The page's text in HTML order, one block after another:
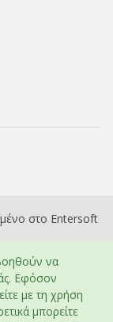
στο Entersoft
να
Εφόσον
με τη χρήση
μπορείτε